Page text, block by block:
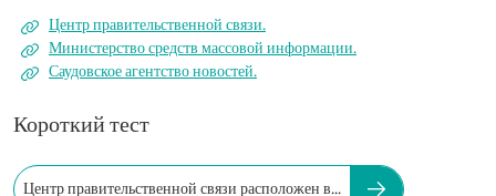
Центр правительственной связи.
Министерство средств массовой информации.
Саудовское агентство новостей.
Короткий тест
Центр правительственной связи расположен в...